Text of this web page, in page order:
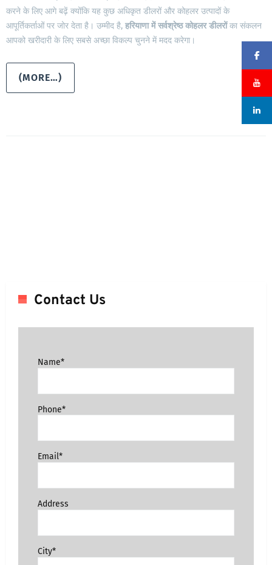
करने के लिए आगे बढ़ें क्योंकि यह कुछ अधिकृत डीलरों और कोहलर उत्पादों के
आपूर्तिकर्ताओं पर जोर देता है। उम्मीद है, हरियाणा में सर्वश्रेष्ठ कोहलर डीलरोंका संकलन
आपको खरीदारी के लिए सबसे अच्छा विकल्प चुनने में मदद करेगा।
(MORE…)
Contact Us
Name*
Phone*
Email*
Address
City*